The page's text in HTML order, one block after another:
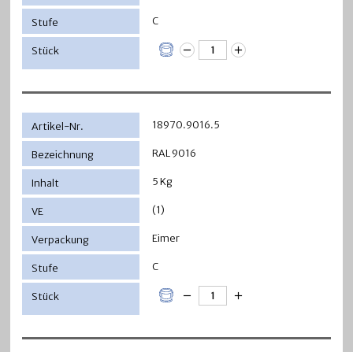
C
18970.9016.5
RAL 9016
5 Kg
(1)
Eimer
C